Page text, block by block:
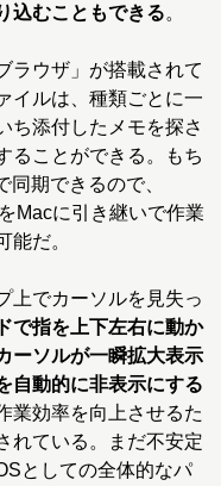
込むこともできる。
ウザ」が搭載されて
イルは、種類ごとに一
ち添付したメモを探さ
ることができる。もち
期できるので、
Macに引き継いで作業
能だ。
でカーソルを見失っ
で指を上下左右に動か
ーソルが一瞬拡大表示
自動的に非表示にする
業効率を向上させるた
れている。まだ不安定
としての全体的なパ